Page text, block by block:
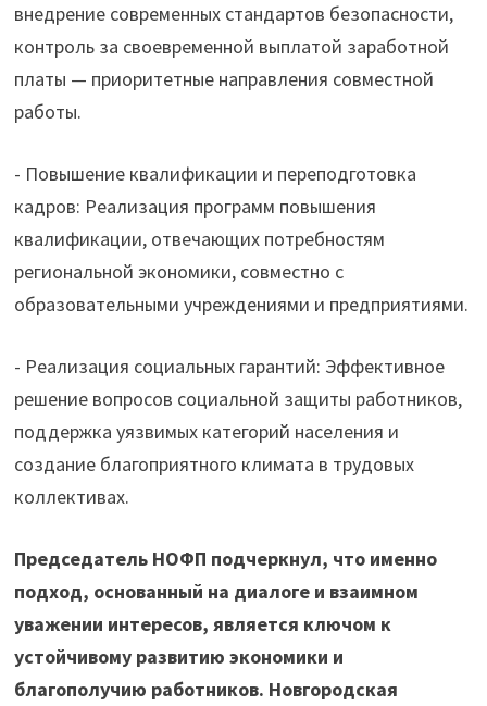
внедрение современных стандартов безопасности,
контроль за своевременной выплатой заработной
платы — приоритетные направления совместной
работы.
️- Повышение квалификации и переподготовка
кадров: Реализация программ повышения
квалификации, отвечающих потребностям
региональной экономики, совместно с
образовательными учреждениями и предприятиями.
️- Реализация социальных гарантий: Эффективное
решение вопросов социальной защиты работников,
поддержка уязвимых категорий населения и
создание благоприятного климата в трудовых
коллективах.
Председатель НОФП подчеркнул, что именно
подход, основанный на диалоге и взаимном
уважении интересов, является ключом к
устойчивому развитию экономики и
благополучию работников. Новгородская